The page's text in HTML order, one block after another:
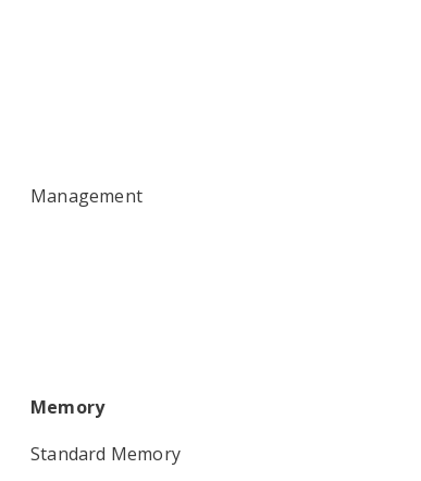
Management
Memory
Standard Memory